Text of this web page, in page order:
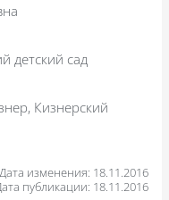
детский сад
Кизнерский
Дата изменения: 18.11.2016
публикации: 18.11.2016